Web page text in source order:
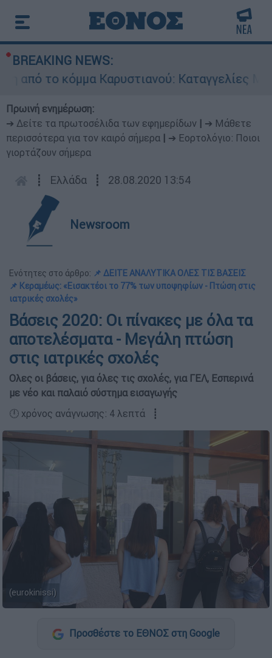
BREAKING NEWS:
κόμμα Καρυστιανού: Καταγγελίες
Πρωινή ενημέρωση:
➔ Δείτε τα πρωτοσέλιδα των εφημερίδων
➔ Μάθετε
περισσότερα για τον καιρό σήμερα
➔ Εορτολόγιο: Ποιοι
γιορτάζουν σήμερα
┋ Ελλάδα ┋ 28.08.2020 13:54
Newsroom
Ενότητες στο άρθρο: 📌 ΔΕΙΤΕ ΑΝΑΛΥΤΙΚΑ ΟΛΕΣ ΤΙΣ ΒΑΣΕΙΣ
📌 Κεραμέως: «Εισακτέοι το 77% των υποψηφίων - Πτώση στις
ιατρικές σχολές»
Βάσεις 2020: Οι πίνακες με όλα τα
αποτελέσματα - Μεγάλη πτώση
στις ιατρικές σχολές
Ολες οι βάσεις, για όλες τις σχολές, για ΓΕΛ, Εσπερινά
με νέο και παλαιό σύστημα εισαγωγής
🕛 χρόνος ανάγνωσης: 4 λεπτά ┋
(eurokinissi)
Προσθέστε το ΕΘΝΟΣ στη Google